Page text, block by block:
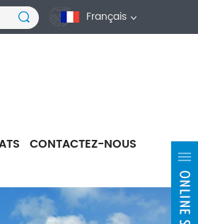
Français
CONTACTEZ-NOUS